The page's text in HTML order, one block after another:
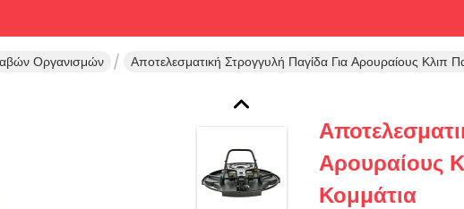
Οργανισμών Αποτελεσματική Στρογγυλή Παγίδα Για Αρουραίους Κλιπ
Αρουραίους
Κομμάτια